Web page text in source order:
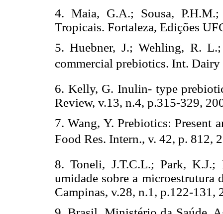
4. Maia, G.A.; Sousa,
Tropicais. Fortaleza, Edições
5. Huebner, J.; Wehling, R.
commercial prebiotics. Int. Dairy
6. Kelly, G. Inulin- type
Review, v.13, n.4, p.315-329,
7. Wang, Y. Prebiotics: Present
Food Res. Intern., v. 42, p. 812,
8. Toneli, J.T.C.L.; Park,
umidade sobre a
Campinas, v.28, n.1, p.122-131,